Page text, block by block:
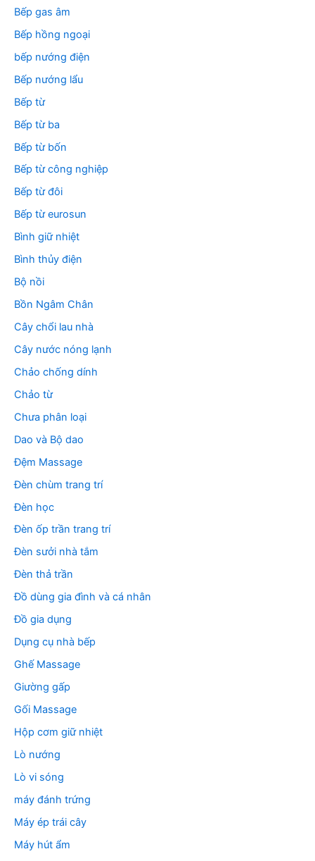
Bếp gas âm
Bếp hồng ngoại
bếp nướng điện
Bếp nướng lẩu
Bếp từ
Bếp từ ba
Bếp từ bốn
Bếp từ công nghiệp
Bếp từ đôi
Bếp từ eurosun
Bình giữ nhiệt
Bình thủy điện
Bộ nồi
Bồn Ngâm Chân
Cây chổi lau nhà
Cây nước nóng lạnh
Chảo chống dính
Chảo từ
Chưa phân loại
Dao và Bộ dao
Đệm Massage
Đèn chùm trang trí
Đèn học
Đèn ốp trần trang trí
Đèn sưởi nhà tắm
Đèn thả trần
Đồ dùng gia đình và cá nhân
Đồ gia dụng
Dụng cụ nhà bếp
Ghế Massage
Giường gấp
Gối Massage
Hộp cơm giữ nhiệt
Lò nướng
Lò vi sóng
máy đánh trứng
Máy ép trái cây
Máy hút ẩm